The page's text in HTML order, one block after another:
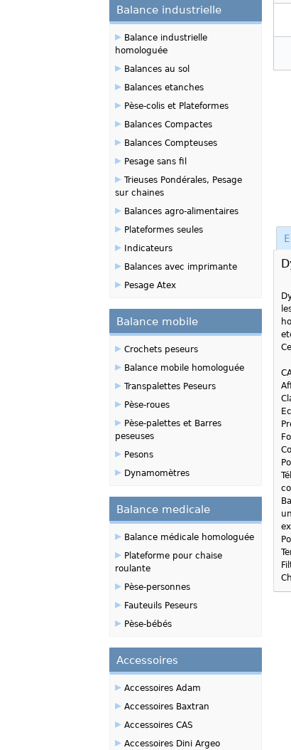
Balance industrielle
▸Balance industrielle
homologuée
▸Balances au sol
▸Balances etanches
▸Pèse-colis et Plateformes
▸Balances Compactes
▸Balances Compteuses
▸Pesage sans fil
▸Trieuses Pondérales, Pesage
sur chaines
▸Balances agro-alimentaires
▸Plateformes seules
▸Indicateurs
▸Balances avec imprimante
▸Pesage Atex
Balance mobile
▸Crochets peseurs
▸Balance mobile homologuée
▸Transpalettes Peseurs
▸Pèse-roues
▸Pèse-palettes et Barres
peseuses
▸Pesons
▸Dynamomètres
Balance medicale
▸Balance médicale homologuée
▸Plateforme pour chaise
roulante
▸Pèse-personnes
▸Fauteuils Peseurs
▸Pèse-bébés
Accessoires
▸Accessoires Adam
▸Accessoires Baxtran
▸Accessoires CAS
▸Accessoires Dini Argeo